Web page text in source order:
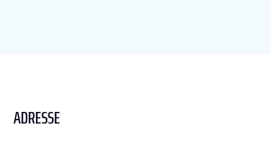
ADRESSE